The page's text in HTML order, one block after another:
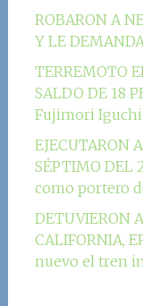
ROBARON A
Y LE
TERREMOTO
SALDO DE 18
Fujimori Iguchi
EJECUTARON
SÉPTIMO DEL
como portero
DETUVIERON
CALIFORNIA,
nuevo el tren